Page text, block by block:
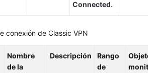
Connected.
conexión de Classic VPN
Nombre
de la
Descripción
Rango
de
Objeto